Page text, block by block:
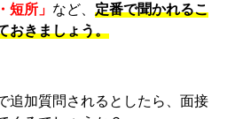
短所」 など、 定番で聞かれるこ
おきましょう。
追加質問されるとしたら、面接